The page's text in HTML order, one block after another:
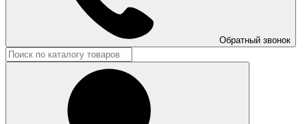
Обратный звонок